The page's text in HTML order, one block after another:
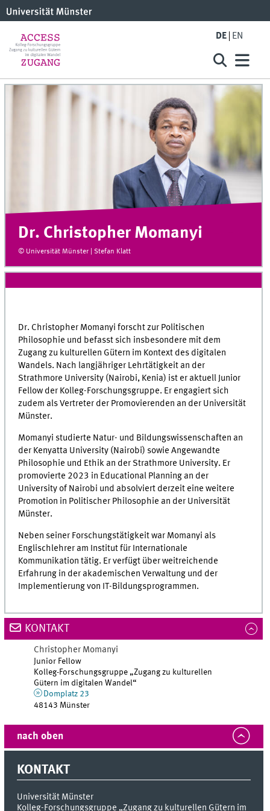
DE EN
Dr. Christopher Momanyi
© Universität Münster | Stefan Klatt
Dr. Christopher Momanyi forscht zur Politischen
Philosophie und befasst sich insbesondere mit dem
Zugang zu kulturellen Gütern im Kontext des digitalen
Wandels. Nach langjähriger Lehrtätigkeit an der
Strathmore University (Nairobi, Kenia) ist er aktuell Junior
Fellow der Kolleg-Forschungsgruppe. Er engagiert sich
zudem als Vertreter der Promovierenden an der Universität
Münster.
Momanyi studierte Natur- und Bildungswissenschaften an
der Kenyatta University (Nairobi) sowie Angewandte
Philosophie und Ethik an der Strathmore University. Er
promovierte 2023 in Educational Planning an der
University of Nairobi und absolviert derzeit eine weitere
Promotion in Politischer Philosophie an der Universität
Münster.
Neben seiner Forschungstätigkeit war Momanyi als
Englischlehrer am Institut für Internationale
Kommunikation tätig. Er verfügt über weitreichende
Erfahrung in der akademischen Verwaltung und der
Implementierung von IT-Bildungsprogrammen.
KONTAKT
Christopher Momanyi
Junior Fellow
Kolleg-Forschungsgruppe „Zugang zu kulturellen
Gütern im digitalen Wandel“
Domplatz 23
48143 Münster
nach oben
KONTAKT
Universität Münster
Kolleg-Forschungsgruppe „Zugang zu kulturellen Gütern im